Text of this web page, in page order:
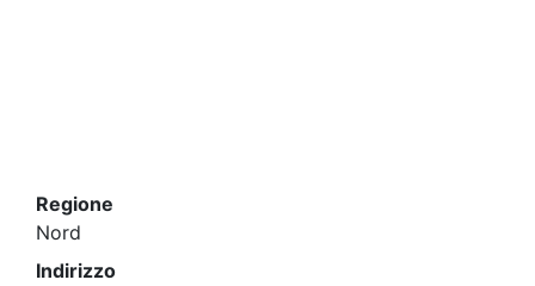
Regione
Nord
Indirizzo